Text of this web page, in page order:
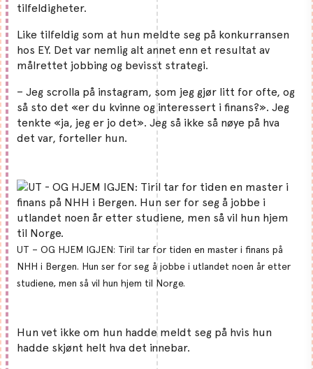
tilfeldigheter.
Like tilfeldig som at hun meldte seg på konkurransen
hos EY. Det var nemlig alt annet enn et resultat av
målrettet jobbing og bevisst strategi.
– Jeg scrolla på instagram, som jeg gjør litt for ofte, og
så sto det «er du kvinne og interessert i finans?». Jeg
tenkte «ja, jeg er jo det». Jeg så ikke så nøye på hva
det var, forteller hun.
UT – OG HJEM IGJEN: Tiril tar for tiden en master i finans på
NHH i Bergen. Hun ser for seg å jobbe i utlandet noen år etter
studiene, men så vil hun hjem til Norge.
Hun vet ikke om hun hadde meldt seg på hvis hun
hadde skjønt helt hva det innebar.